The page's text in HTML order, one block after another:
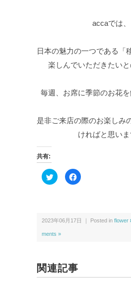
accaでは、
日本の魅力の一つである「
楽しんでいただきたいと
毎週、お席に季節のお花を
是非ご来店の際のお楽しみ
ければと思いま
共有:
ク
リ
w
i
t
有
(新
し
F
a
k
で
ク
リ
ッ
2023年06月17日 ｜ Posted in flower
ments »
関連記事